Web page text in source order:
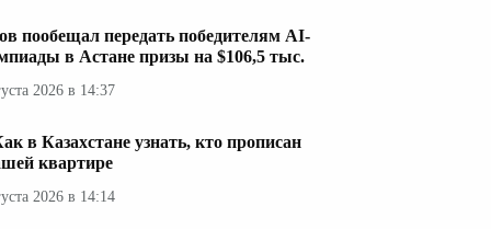
пообещал передать победителям AI-
в Астане призы на $106,5 тыс.
2026 в 14:37
в Казахстане узнать, кто прописан
квартире
2026 в 14:14